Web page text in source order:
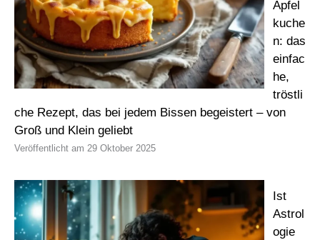
Apfel
kuche
n: das
einfac
he,
tröstli
che Rezept, das bei jedem Bissen begeistert – von
Groß und Klein geliebt
29 Oktober 2025
Ist
Astrol
ogie